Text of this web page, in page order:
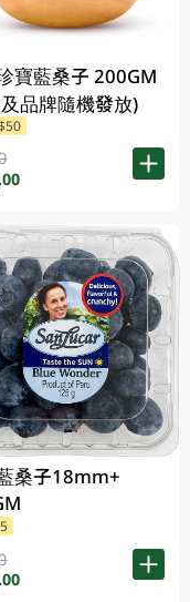
寶藍桑子 200GM
品牌隨機發放)
桑子18mm+